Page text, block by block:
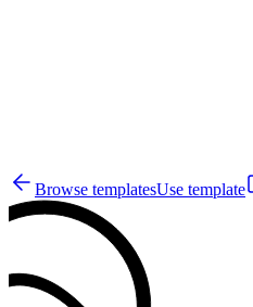
Browse templatesUse template